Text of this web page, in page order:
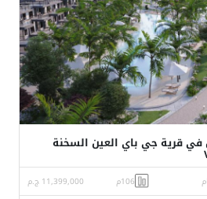
106م بجاردن في قرية جي باي العين السخنة
106م 11,399,000 ج.م